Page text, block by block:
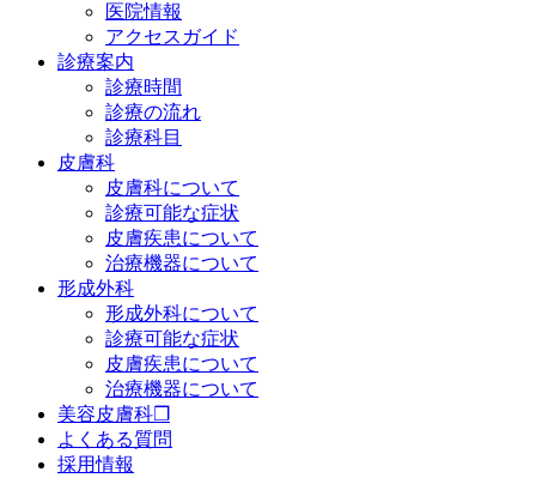
医院情報
アクセスガイド
診療案内
診療時間
診療の流れ
診療科目
皮膚科
皮膚科について
診療可能な症状
皮膚疾患について
治療機器について
形成外科
形成外科について
診療可能な症状
皮膚疾患について
治療機器について
美容皮膚科❐
よくある質問
採用情報